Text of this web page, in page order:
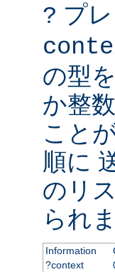
? プ
の型
か整
こと
順に
のリ
られ
Information
?context